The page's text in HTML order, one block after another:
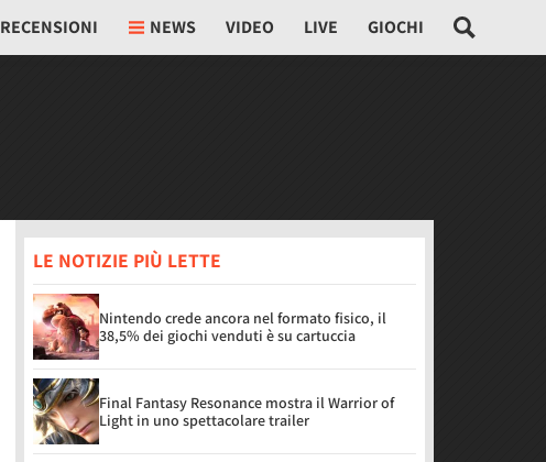
RECENSIONI NEWS VIDEO LIVE GIOCHI
LE NOTIZIE PIÙ LETTE
Nintendo crede ancora nel formato fisico, il
38,5% dei giochi venduti è su cartuccia
Final Fantasy Resonance mostra il Warrior of
Light in uno spettacolare trailer